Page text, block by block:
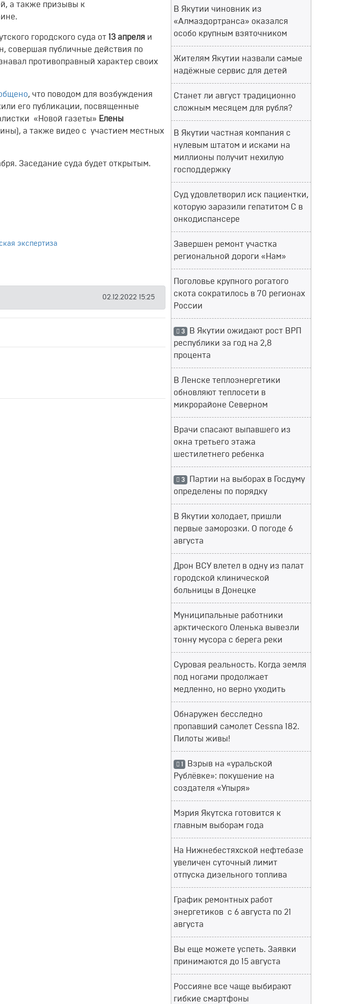
а также призывы к
городского суда от 13 апреля и
совершая публичные действия по
противоправный характер своих
, что поводом для возбуждения
его публикации, посвященные
«Новой газеты» Елены
а также видео с участием местных
Заседание суда будет открытым.
экспертиза
02.12.2022 15:25
В Якутии чиновник из
«Алмаздортранса» оказался
особо крупным взяточником
Жителям Якутии назвали самые
надёжные сервис для детей
Станет ли август традиционно
сложным месяцем для рубля?
В Якутии частная компания с
нулевым штатом и исками на
миллионы получит нехилую
господдержку
Суд удовлетворил иск пациентки,
которую заразили гепатитом С в
онкодиспансере
Завершен ремонт участка
региональной дороги «Нам»
Поголовье крупного рогатого
скота сократилось в 70 регионах
России
3 В Якутии ожидают рост ВРП
республики за год на 2,8
процента
В Ленске теплоэнергетики
обновляют теплосети в
микрорайоне Северном
Врачи спасают выпавшего из
окна третьего этажа
шестилетнего ребенка
3 Партии на выборах в Госдуму
определены по порядку
В Якутии холодает, пришли
первые заморозки. О погоде 6
августа
Дрон ВСУ влетел в одну из палат
городской клинической
больницы в Донецке
Муниципальные работники
арктического Оленька вывезли
тонну мусора с берега реки
Суровая реальность. Когда земля
под ногами продолжает
медленно, но верно уходить
Обнаружен бесследно
пропавший самолет Cessna 182.
Пилоты живы!
1 Взрыв на «уральской
Рублёвке»: покушение на
создателя «Упыря»
Мэрия Якутска готовится к
главным выборам года
На Нижнебестяхской нефтебазе
увеличен суточный лимит
отпуска дизельного топлива
График ремонтных работ
энергетиков с 6 августа по 21
августа
Вы еще можете успеть. Заявки
принимаются до 15 августа
Россияне все чаще выбирают
гибкие смартфоны